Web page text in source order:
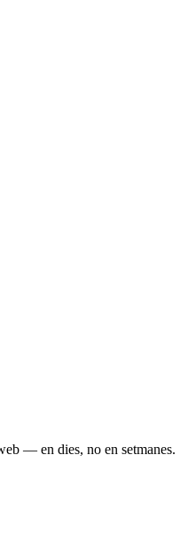
— en dies, no en setmanes.